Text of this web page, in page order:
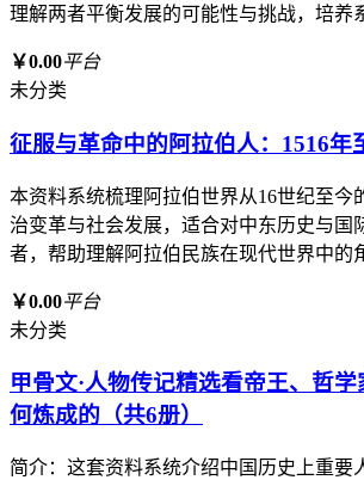
理解两者平衡发展的可能性与挑战，培养
￥0.00平台
未分类
征服与革命中的阿拉伯人：1516年
本资料系统梳理阿拉伯世界从16世纪至今
治变革与社会发展，适合对中东历史与国
者，帮助理解阿拉伯民族在现代世界中的
￥0.00平台
未分类
甲骨文·人物传记精选看帝王、哲
何炼成的（共6册）
简介：这套资料系统介绍中国历史上重要